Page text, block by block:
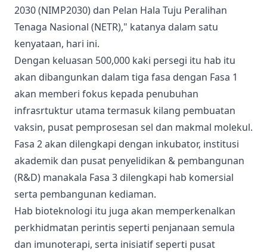
2030 (NIMP2030) dan Pelan Hala Tuju Peralihan
Tenaga Nasional (NETR)," katanya dalam satu
kenyataan, hari ini.
Dengan keluasan 500,000 kaki persegi itu hab itu
akan dibangunkan dalam tiga fasa dengan Fasa 1
akan memberi fokus kepada penubuhan
infrasrtuktur utama termasuk kilang pembuatan
vaksin, pusat pemprosesan sel dan makmal molekul.
Fasa 2 akan dilengkapi dengan inkubator, institusi
akademik dan pusat penyelidikan & pembangunan
(R&D) manakala Fasa 3 dilengkapi hab komersial
serta pembangunan kediaman.
Hab bioteknologi itu juga akan memperkenalkan
perkhidmatan perintis seperti penjanaan semula
dan imunoterapi, serta inisiatif seperti pusat